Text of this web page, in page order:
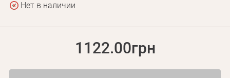
Нет в наличии
1122.00грн